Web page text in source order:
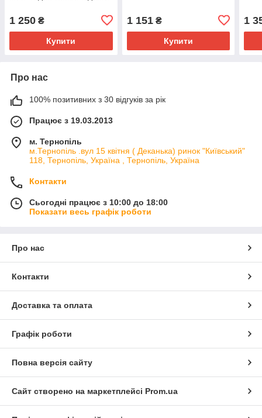
1 250 ₴
Купити
1 151₴
Купити
1
Про нас
100% позитивних з 30 відгуків за рік
Працює з 19.03.2013
м. Тернопіль
м.Тернопіль .вул 15 квітня ( Деканька) ринок "Київський"
118, Тернопіль, Україна , Тернопіль, Україна
Контакти
Сьогодні працює з 10:00 до 18:00
Показати весь графік роботи
Про нас
Контакти
Доставка та оплата
Графік роботи
Повна версія сайту
Сайт створено на маркетплейсі Prom.ua